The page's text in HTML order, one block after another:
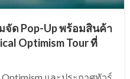
จัด Pop-Up พร้อมสินค้า
Optimism Tour ที่